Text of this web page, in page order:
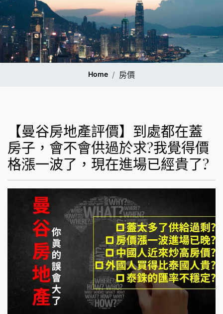
Home 房價
【曼谷房地產評價】到處都在蓋
房子，會不會供過於求?我覺得價
格漲一波了，現在進場已經貴了?